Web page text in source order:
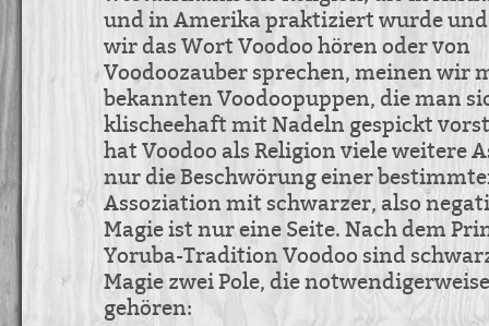
und in Amerika praktiziert wurde
wir das Wort Voodoo hören oder von
Voodoozauber sprechen, meinen wir
bekannten Voodoopuppen, die man
klischeehaft mit Nadeln gespickt
hat Voodoo als Religion viele weitere
nur die Beschwörung einer
Assoziation mit schwarzer, also
Magie ist nur eine Seite. Nach dem
Yoruba-Tradition Voodoo sind
Magie zwei Pole, die
gehören: